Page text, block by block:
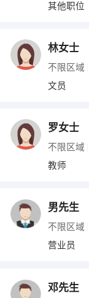
其他职位
林女士
不限区域
文员
罗女士
不限区域
教师
男先生
不限区域
营业员
邓先生